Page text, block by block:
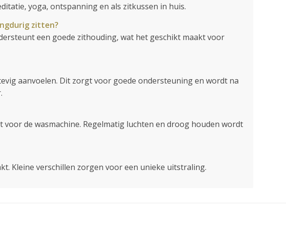
yoga, ontspanning en als zitkussen in huis.
zitten?
een goede zithouding, wat het geschikt maakt voor
aanvoelen. Dit zorgt voor goede ondersteuning en wordt na
voor de wasmachine. Regelmatig luchten en droog houden wordt
Kleine verschillen zorgen voor een unieke uitstraling.